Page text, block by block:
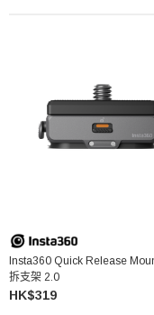
Insta360 Quick Release
拆支架 2.0
HK$319